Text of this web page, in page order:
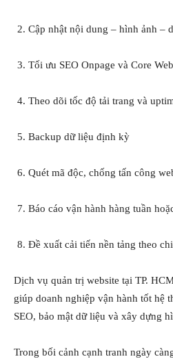
Cập nhật nội dung – hình ảnh –
Tối ưu SEO Onpage và Core
Theo dõi tốc độ tải trang và
Backup dữ liệu định kỳ
Quét mã độc, chống tấn công
Báo cáo vận hành hàng tuần
Đề xuất cải tiến nền tảng theo
Dịch vụ quản trị website tại TP.
giúp doanh nghiệp vận hành tốt hệ
SEO, bảo mật dữ liệu và xây dựng
Trong bối cảnh cạnh tranh ngày